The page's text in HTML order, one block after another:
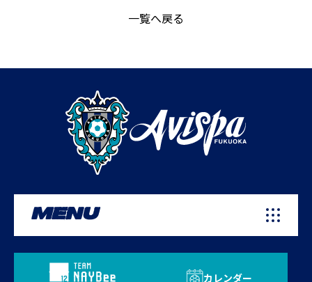
一覧へ戻る
MENU
カレンダー